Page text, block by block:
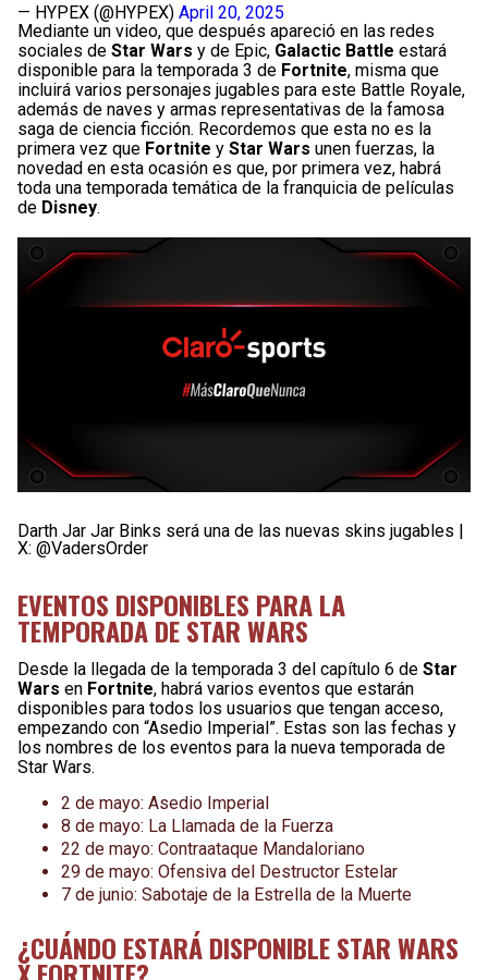
— HYPEX (@HYPEX) April 20, 2025
Mediante un video, que después apareció en las redes
sociales de Star Wars y de Epic, Galactic Battle estará
disponible para la temporada 3 de Fortnite, misma que
incluirá varios personajes jugables para este Battle Royale,
además de naves y armas representativas de la famosa
saga de ciencia ficción. Recordemos que esta no es la
primera vez que Fortnite y Star Wars unen fuerzas, la
novedad en esta ocasión es que, por primera vez, habrá
toda una temporada temática de la franquicia de películas
de Disney.
Darth Jar Jar Binks será una de las nuevas skins jugables |
X: @VadersOrder
EVENTOS DISPONIBLES PARA LA
TEMPORADA DE STAR WARS
Desde la llegada de la temporada 3 del capítulo 6 de Star
Wars en Fortnite, habrá varios eventos que estarán
disponibles para todos los usuarios que tengan acceso,
empezando con “Asedio Imperial”. Estas son las fechas y
los nombres de los eventos para la nueva temporada de
Star Wars.
2 de mayo: Asedio Imperial
8 de mayo: La Llamada de la Fuerza
22 de mayo: Contraataque Mandaloriano
29 de mayo: Ofensiva del Destructor Estelar
7 de junio: Sabotaje de la Estrella de la Muerte
¿CUÁNDO ESTARÁ DISPONIBLE STAR WARS